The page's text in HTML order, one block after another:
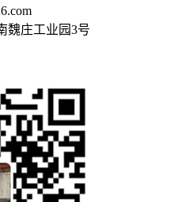
魏庄工业园3号